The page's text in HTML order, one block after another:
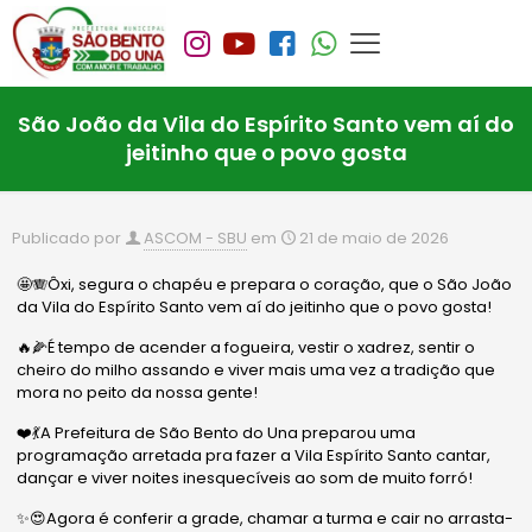
São João da Vila do Espírito Santo vem aí do
jeitinho que o povo gosta
Publicado por ASCOM - SBU em 21 de maio de 2026
🤩🪗Ôxi, segura o chapéu e prepara o coração, que o São João
da Vila do Espírito Santo vem aí do jeitinho que o povo gosta!
🔥🌽É tempo de acender a fogueira, vestir o xadrez, sentir o
cheiro do milho assando e viver mais uma vez a tradição que
mora no peito da nossa gente!
❤️💃A Prefeitura de São Bento do Una preparou uma
programação arretada pra fazer a Vila Espírito Santo cantar,
dançar e viver noites inesquecíveis ao som de muito forró!
✨😍Agora é conferir a grade, chamar a turma e cair no arrasta-